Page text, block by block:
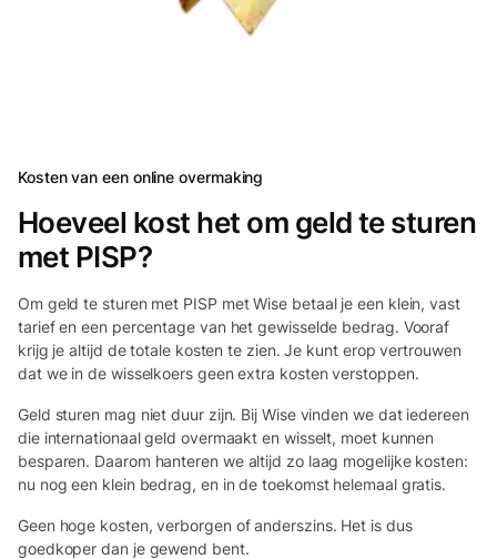
Kosten van een online overmaking
Hoeveel kost het om geld te sturen
met PISP?
Om geld te sturen met PISP met Wise betaal je een klein, vast
tarief en een percentage van het gewisselde bedrag. Vooraf
krijg je altijd de totale kosten te zien. Je kunt erop vertrouwen
dat we in de wisselkoers geen extra kosten verstoppen.
Geld sturen mag niet duur zijn. Bij Wise vinden we dat iedereen
die internationaal geld overmaakt en wisselt, moet kunnen
besparen. Daarom hanteren we altijd zo laag mogelijke kosten:
nu nog een klein bedrag, en in de toekomst helemaal gratis.
Geen hoge kosten, verborgen of anderszins. Het is dus
goedkoper dan je gewend bent.